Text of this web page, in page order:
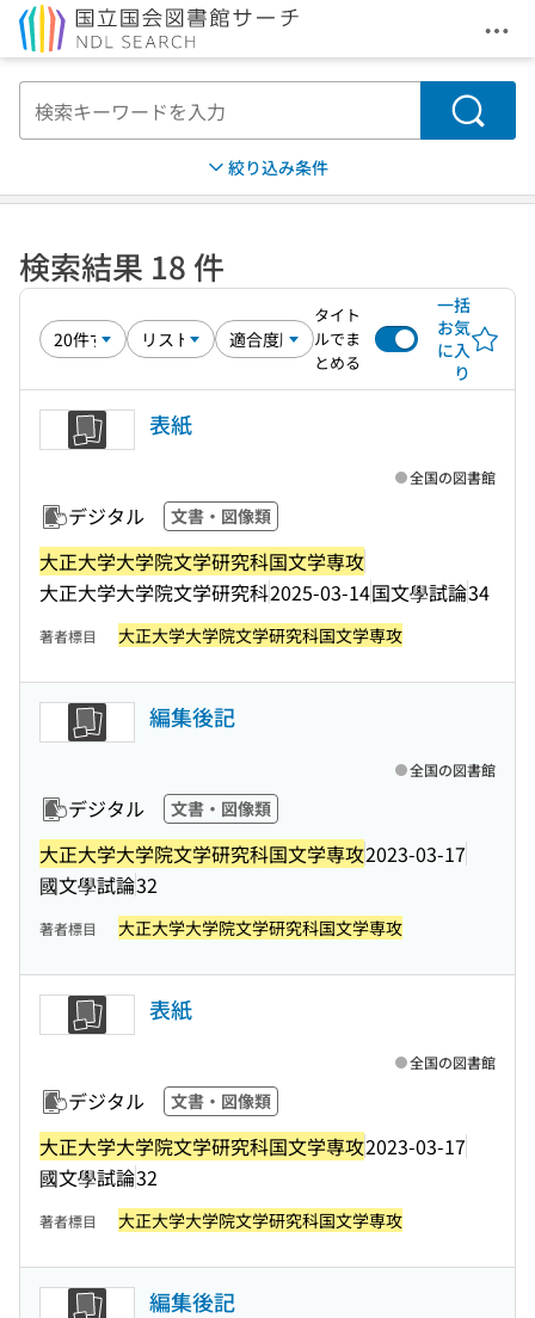
メ
検索
絞り込み条件
検索結果 18 件
タイト
ルでま
とめる
一括
お気
に入
り
表紙
デジタル 文書・図像類
大正大学大学院文学研究科国文学専攻
大正大学大学院文学研究科2025-03-14国文學試論34
全国の図書館
著者標目 大正大学大学院文学研究科国文学専攻
編集後記
デジタル 文書・図像類
大正大学大学院文学研究科国文学専攻2023-03-17
國文學試論32
全国の図書館
著者標目 大正大学大学院文学研究科国文学専攻
表紙
デジタル 文書・図像類
大正大学大学院文学研究科国文学専攻2023-03-17
國文學試論32
全国の図書館
著者標目 大正大学大学院文学研究科国文学専攻
編集後記